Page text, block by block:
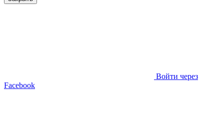
Войти через
Facebook